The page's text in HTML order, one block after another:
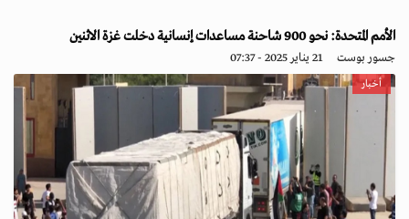
الأمم المتحدة: نحو 900 شاحنة مساعدات إنسانية دخلت غزة الاثنين
جسور بوست 21 يناير 2025 - 07:37
أخبار